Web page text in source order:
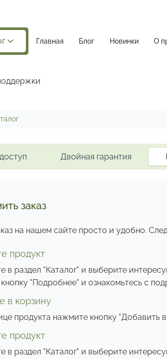
Главная Блог Новинки О
Двойная гарантия
заказ
на нашем сайте просто и удобно.
продукт
в раздел "Каталог" и выберите
"Подробнее" и ознакомьтесь с
в корзину
продукта нажмите кнопку "Добавить
продукт
в раздел "Каталог" и выберите